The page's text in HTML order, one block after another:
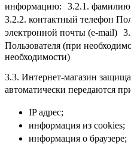
информацию: 3.2.1. фамилию,
3.2.2. контактный телефон
электронной почты (e-mail)
Пользователя (при
необходимости)
3.3. Интернет-магазин
автоматически передаются
IP адрес;
информация из cookies;
информация о браузере;